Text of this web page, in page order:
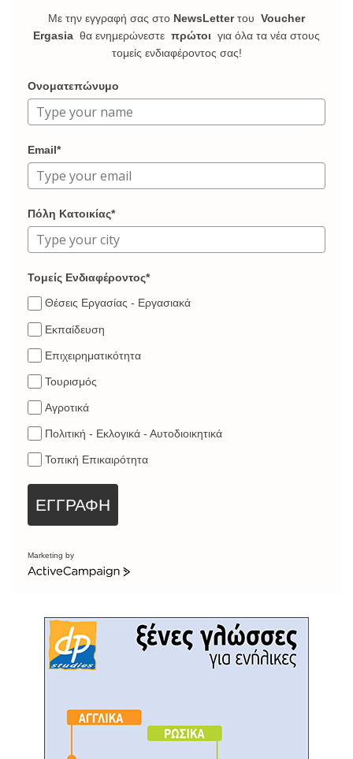
Με την εγγραφή σας στο NewsLetterτου Voucher
Ergasia θα ενημερώνεστε πρώτοι για όλα τα νέα στους
τομείς ενδιαφέροντος σας!
Ονοματεπώνυμο
Email*
Πόλη Κατοικίας*
Τομείς Ενδιαφέροντος*
Θέσεις Εργασίας - Εργασιακά
Εκπαίδευση
Επιχειρηματικότητα
Τουρισμός
Αγροτικά
Πολιτική - Εκλογικά - Αυτοδιοικητικά
Τοπική Επικαιρότητα
ΕΓΓΡΑΦΗ
Marketing by